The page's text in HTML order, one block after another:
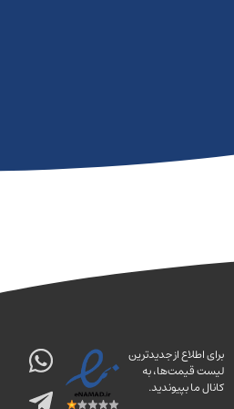
برای اطلاع از جدیدترین
لیست قیمت‌ها، به
کانال ما بپیوندید.